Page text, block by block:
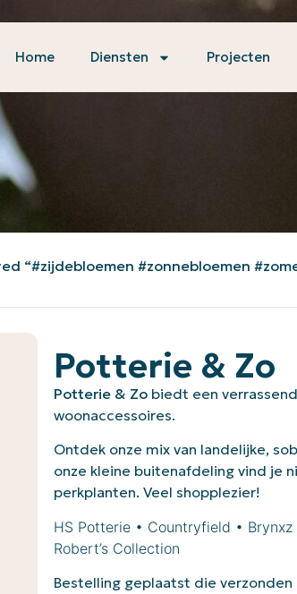
Home Diensten Projecten
“#zijdebloemen #zonnebloemen
Potterie & Zo
Potterie & Zo biedt een
woonaccessoires.
Ontdek onze mix van landelijke,
onze kleine buitenafdeling vind je
perkplanten. Veel shopplezier!
HS Potterie • Countryfield •
Robert’s Collection
Bestelling geplaatst die